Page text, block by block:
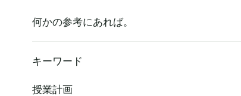
何かの参考にあれば。
キーワード
授業計画